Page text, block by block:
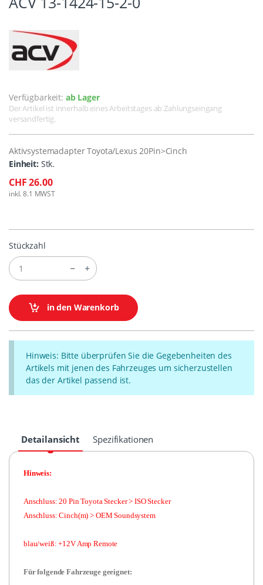
Verfügbarkeit: ab Lager
Der Artikel ist innerhalb eines Arbeitstages ab Zahlungseingang
versandfertig.
Aktivsystemadapter Toyota/Lexus 20Pin>Cinch
Einheit: Stk.
CHF 26.00
inkl. 8.1 MWST
Stückzahl
in den Warenkorb
Hinweis: Bitte überprüfen Sie die Gegebenheiten des
Artikels mit jenen des Fahrzeuges um sicherzustellen
das der Artikel passend ist.
Detailansicht Spezifikationen
Hinweis:
Anschluss: 20 Pin Toyota Stecker > ISO Stecker
Anschluss: Cinch(m) > OEM Soundsystem
blau/weiß: +12V Amp Remote
Für folgende Fahrzeuge geeignet: